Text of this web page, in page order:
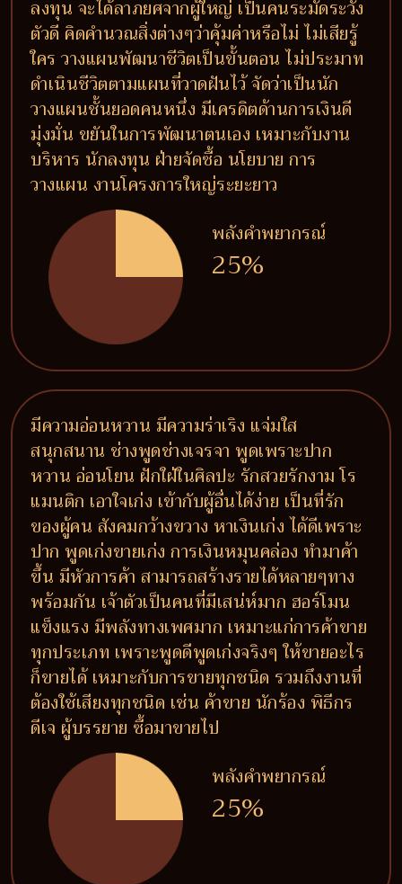
ลงทุน จะได้ลาภยศจากผู้ใหญ่ เป็นคนระมัดระวัง
ตัวดี คิดคำนวณสิ่งต่างๆว่าคุ้มค่าหรือไม่ ไม่เสียรู้
ใคร วางแผนพัฒนาชีวิตเป็นขั้นตอน ไม่ประมาท
ดำเนินชีวิตตามแผนที่วาดฝันไว้ จัดว่าเป็นนัก
วางแผนชั้นยอดคนหนึ่ง มีเครดิตด้านการเงินดี
มุ่งมั่น ขยันในการพัฒนาตนเอง เหมาะกับงาน
บริหาร นักลงทุน ฝ่ายจัดซื้อ นโยบาย การ
วางแผน งานโครงการใหญ่ระยะยาว
พลังคำพยากรณ์
25%
มีความอ่อนหวาน มีความร่าเริง แจ่มใส
สนุกสนาน ช่างพูดช่างเจรจา พูดเพราะปาก
หวาน อ่อนโยน ฝักใฝ่ในศิลปะ รักสวยรักงาม โร
แมนติก เอาใจเก่ง เข้ากับผู้อื่นได้ง่าย เป็นที่รัก
ของผู้คน สังคมกว้างขวาง หาเงินเก่ง ได้ดีเพราะ
ปาก พูดเก่งขายเก่ง การเงินหมุนคล่อง ทำมาค้า
ขึ้น มีหัวการค้า สามารถสร้างรายได้หลายๆทาง
พร้อมกัน เจ้าตัวเป็นคนที่มีเสน่ห์มาก ฮอร์โมน
แข็งแรง มีพลังทางเพศมาก เหมาะแก่การค้าขาย
ทุกประเภท เพราะพูดดีพูดเก่งจริงๆ ให้ขายอะไร
ก็ขายได้ เหมาะกับการขายทุกชนิด รวมถึงงานที่
ต้องใช้เสียงทุกชนิด เช่น ค้าขาย นักร้อง พิธีกร
ดีเจ ผู้บรรยาย ซื้อมาขายไป
พลังคำพยากรณ์
25%